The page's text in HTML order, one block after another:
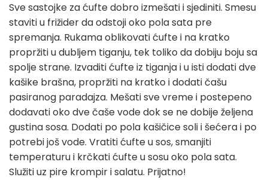
Sve sastojke za ćufte dobro izmešati i sjediniti. Smesu
staviti u frižider da odstoji oko pola sata pre
spremanja. Rukama oblikovati ćufte i na kratko
propržiti u dubljem tiganju, tek toliko da dobiju boju sa
spolje strane. Izvaditi ćufte iz tiganja i u isti dodati dve
kašike brašna, propržiti na kratko i dodati čašu
pasiranog paradajza. Mešati sve vreme i postepeno
dodavati oko dve čaše vode dok se ne dobije željena
gustina sosa. Dodati po pola kašičice soli i šećera i po
potrebi još vode. Vratiti ćufte u sos, smanjiti
temperaturu i krčkati ćufte u sosu oko pola sata.
Služiti uz pire krompir i salatu. Prijatno!